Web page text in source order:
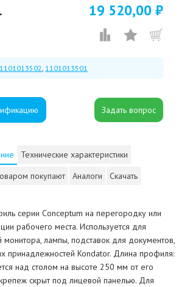
19 520,00 ₽
1101013502 1101013501
Технические характеристики
покупают
Аналоги Скачать
серии Conceptum на перегородку или
рабочего места. Используется для
монитора, лампы, подставок для документов,
принадлежностей Kondator. Длина профиля:
над столом на высоте 250 мм от его
скрыт под лицевой панелью. Для